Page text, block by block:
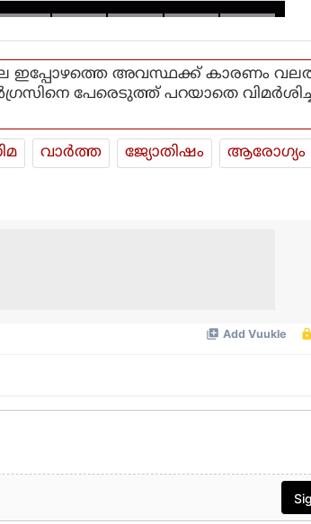
ഇപ്പോഴത്തെ അവസ്ഥക്ക് കാരണം
പേരെടുത്ത് പറയാതെ
വാര്‍ത്ത ജ്യോതിഷം
ആരോഗ്യം